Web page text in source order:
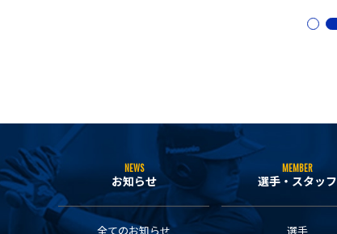
NEWS
お知らせ
全てのお知らせ
MEMBER
選手・スタッフ
選手